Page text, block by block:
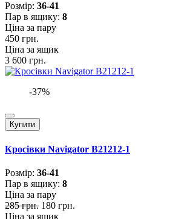
Розмiр: 36-41
Пар в ящику: 8
Ціна за пару
450 грн.
Ціна за ящик
3 600 грн.
-37%
Купити
Кросівки Navigator B21212-1
Розмiр: 36-41
Пар в ящику: 8
Ціна за пару
285 грн. 180 грн.
Ціна за ящик